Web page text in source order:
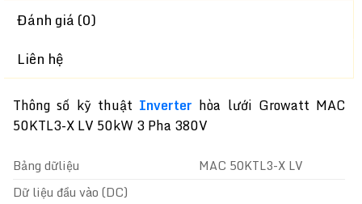
Đánh giá (0)
Liên hệ
Thông số kỹ thuật Inverter hòa lưới Growatt MAC
50KTL3-X LV 50kW 3 Pha 380V
Bảng dữliệu
MAC 50KTL3-X LV
Dữ liệu đầu vào (DC)